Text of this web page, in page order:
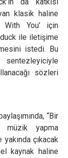
klasik haline
With You’ için
ile iletişime
istedi. Bu
sözleri
“Bir
yapma
yakında çıkacak
kaynak haline